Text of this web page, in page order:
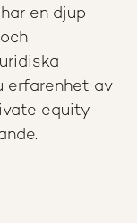
en djup
erfarenhet av
equity